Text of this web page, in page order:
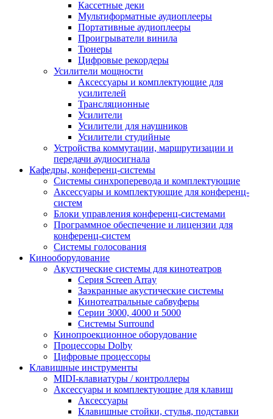
Кассетные деки
Мультиформатные аудиоплееры
Портативные аудиоплееры
Проигрыватели винила
Тюнеры
Цифровые рекордеры
Усилители мощности
Аксессуары и комплектующие для
усилителей
Трансляционные
Усилители
Усилители для наушников
Усилители студийные
Устройства коммутации, маршрутизации и
передачи аудиосигнала
Кафедры, конференц-системы
Cистемы синхроперевода и комплектующие
Аксессуары и комплектующие для конференц-
систем
Блоки управления конференц-системами
Программное обеспечение и лицензии для
конференц-систем
Системы голосования
Кинооборудование
Акустические системы для кинотеатров
Cерия Screen Array
Заэкранные акустические системы
Кинотеатральные сабвуферы
Серии 3000, 4000 и 5000
Системы Surround
Кинопроекционное оборудование
Процессоры Dolby
Цифровые процессоры
Клавишные инструменты
MIDI-клавиатуры / контроллеры
Аксессуары и комплектующие для клавиш
Аксессуары
Клавишные стойки, стулья, подставки